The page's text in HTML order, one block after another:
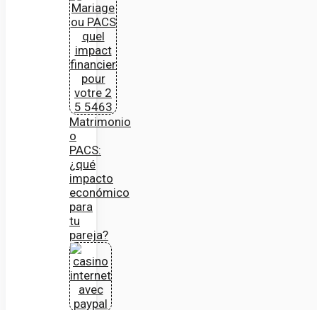
Matrimonio
o
PACS:
¿qué
impacto
económico
para
tu
pareja?